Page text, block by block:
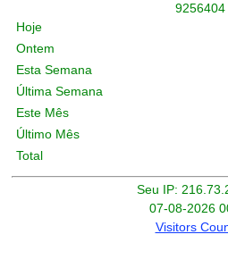
9256404
Hoje
Ontem
Esta Semana
Última Semana
Este Mês
Último Mês
Total
Seu IP:
07-08-2026
Visitors